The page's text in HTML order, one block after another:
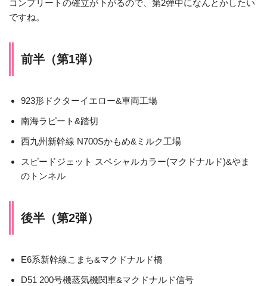
コンプリートの確立が下がるので、第2弾中になんとかしたい
ですね。
前半（第1弾）
923形ドクターイエロー&車両工場
南海ラピート&踏切
西九州新幹線 N700Sかもめ&ミルク工場
スピードジェット スペシャルカラー(マクドナルド)&やま
のトンネル
後半（第2弾）
E6系新幹線こまち&マクドナルド橋
D51 200号機蒸気機関車&マクドナルド信号